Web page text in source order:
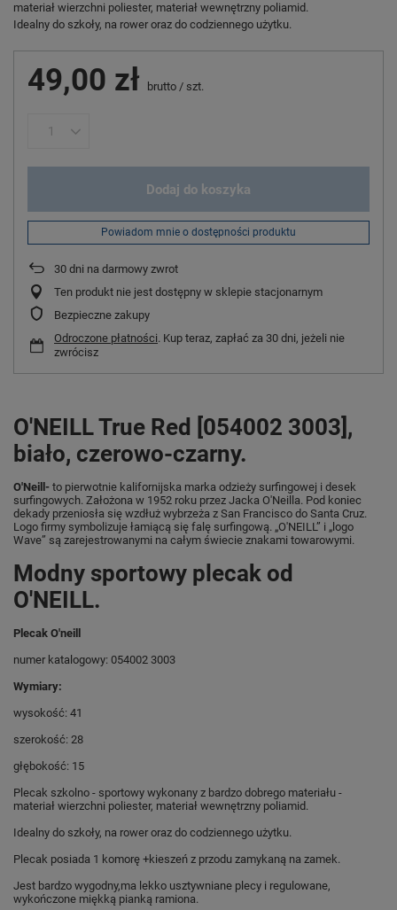
materiał wierzchni poliester, materiał wewnętrzny poliamid.
Idealny do szkoły, na rower oraz do codziennego użytku.
49,00 zł brutto / szt.
Dodaj do koszyka
Powiadom mnie o dostępności produktu
30 dni na darmowy zwrot
Ten produkt nie jest dostępny w sklepie stacjonarnym
Bezpieczne zakupy
Odroczone płatności. Kup teraz, zapłać za 30 dni, jeżeli nie
zwrócisz
O'NEILL True Red [054002 3003],
biało, czerowo-czarny.
O'Neill- to pierwotnie kalifornijska marka odzieży surfingowej i desek
surfingowych. Założona w 1952 roku przez Jacka O'Neilla. Pod koniec
dekady przeniosła się wzdłuż wybrzeża z San Francisco do Santa Cruz.
Logo firmy symbolizuje łamiącą się falę surfingową. „O'NEILL” i „logo
Wave” są zarejestrowanymi na całym świecie znakami towarowymi.
Modny sportowy plecak od
O'NEILL.
Plecak O'neill
numer katalogowy: 054002 3003
Wymiary:
wysokość: 41
szerokość: 28
głębokość: 15
Plecak szkolno - sportowy wykonany z bardzo dobrego materiału -
materiał wierzchni poliester, materiał wewnętrzny poliamid.
Idealny do szkoły, na rower oraz do codziennego użytku.
Plecak posiada 1 komorę +kieszeń z przodu zamykaną na zamek.
Jest bardzo wygodny,ma lekko usztywniane plecy i regulowane,
wykończone miękką pianką ramiona.